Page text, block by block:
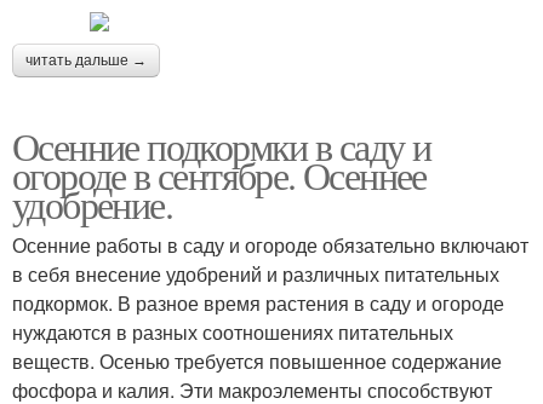
читать дальше →
Осенние подкормки в саду и
огороде в сентябре. Осеннее
удобрение.
Осенние работы в саду и огороде обязательно включают
в себя внесение удобрений и различных питательных
подкормок. В разное время растения в саду и огороде
нуждаются в разных соотношениях питательных
веществ. Осенью требуется повышенное содержание
фосфора и калия. Эти макроэлементы способствуют